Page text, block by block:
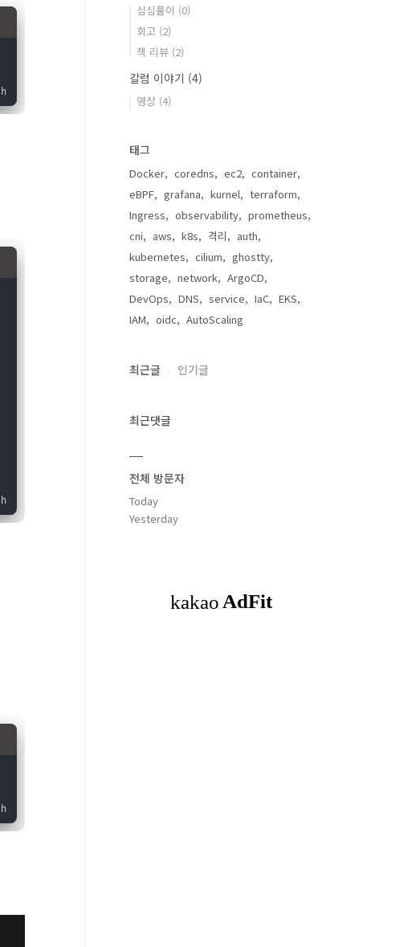
심심풀이 (0)
회고 (2)
책 리뷰 (2)
칼럼 이야기 (4)
영상 (4)
태그
Docker coredns ec2
container
eBPF
grafana kurnel
terraform
Ingress
observability
prometheus
cni
aws k8s 격리
auth
kubernetes
cilium
ghostty
storage
network
ArgoCD
DevOps
DNS service IaC
EKS
IAM
oidc AutoScaling
최근글 인기글
최근댓글
전체 방문자
Today
Yesterday